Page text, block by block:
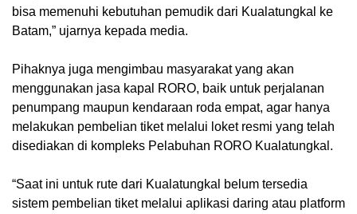
bisa memenuhi kebutuhan pemudik dari Kualatungkal ke
Batam,” ujarnya kepada media.
Pihaknya juga mengimbau masyarakat yang akan
menggunakan jasa kapal RORO, baik untuk perjalanan
penumpang maupun kendaraan roda empat, agar hanya
melakukan pembelian tiket melalui loket resmi yang telah
disediakan di kompleks Pelabuhan RORO Kualatungkal.
“Saat ini untuk rute dari Kualatungkal belum tersedia
sistem pembelian tiket melalui aplikasi daring atau platform